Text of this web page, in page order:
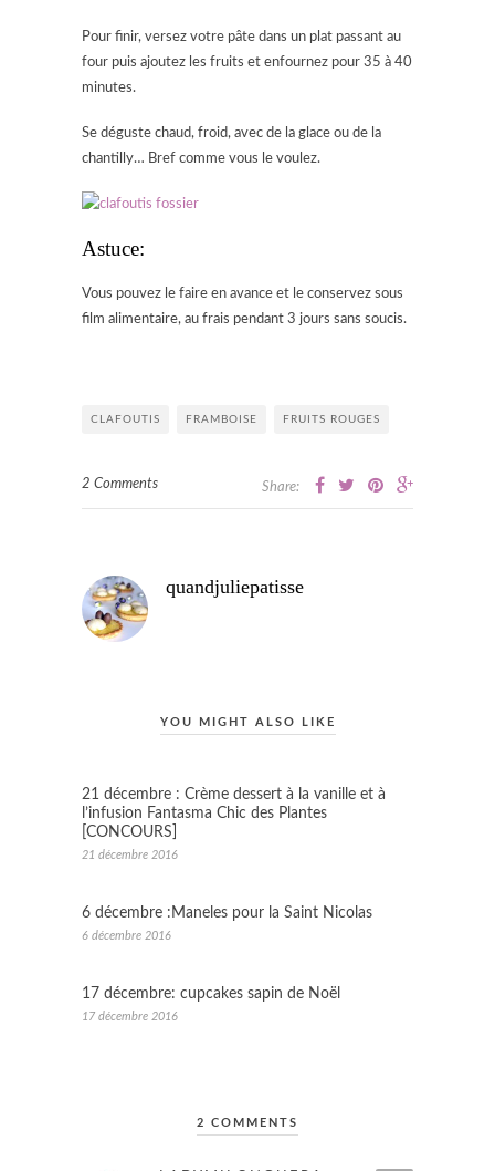
Pour finir, versez votre pâte dans un plat passant au
four puis ajoutez les fruits et enfournez pour 35 à 40
minutes.
Se déguste chaud, froid, avec de la glace ou de la
chantilly… Bref comme vous le voulez.
Astuce:
Vous pouvez le faire en avance et le conservez sous
film alimentaire, au frais pendant 3 jours sans soucis.
CLAFOUTIS FRAMBOISE FRUITS ROUGES
2 Comments Share:
quandjuliepatisse
YOU MIGHT ALSO LIKE
21 décembre : Crème dessert à la vanille et à
l’infusion Fantasma Chic des Plantes
[CONCOURS]
21 décembre 2016
6 décembre :Maneles pour la Saint Nicolas
6 décembre 2016
17 décembre: cupcakes sapin de Noël
17 décembre 2016
2 COMMENTS